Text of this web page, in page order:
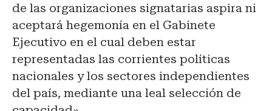
de las organizaciones signatarias aspira ni
aceptará hegemonía en el Gabinete
Ejecutivo en el cual deben estar
representadas las corrientes políticas
nacionales y los sectores independientes
del país, mediante una leal selección de